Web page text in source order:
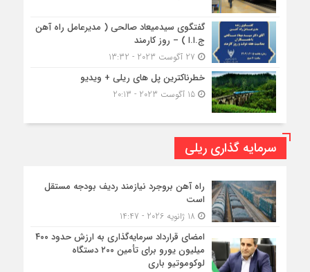
گفتگوی سیدمیعاد صالحی ( مدیرعامل راه آهن
ج.ا.ا ) – روز کارمند
خطرناکترین پل های ریلی + ویدیو
15 آگوست 2023 - 20:13
سرمایه گذاری ریلی
راه آهن بروجرد نیازمند ردیف بودجه مستقل
است
امضای قرارداد سرمایه‌گذاری به ارزش حدود ۴۰۰
میلیون یورو برای تأمین ۲۰۰ دستگاه
لوکوموتیو باری